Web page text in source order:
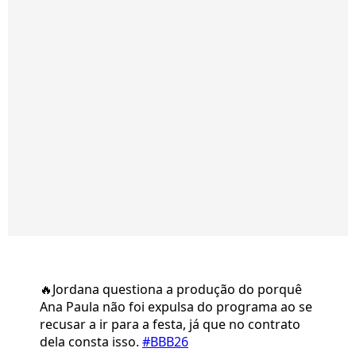
🔥Jordana questiona a produção do porquê
Ana Paula não foi expulsa do programa ao se
recusar a ir para a festa, já que no contrato
dela consta isso. #BBB26